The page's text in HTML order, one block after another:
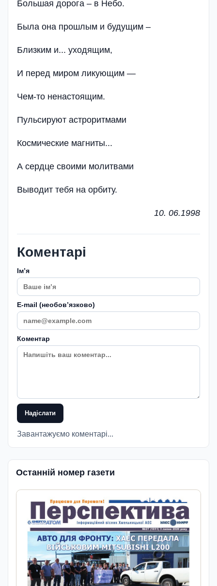
Большая дорога – в Небо.
Была она прошлым и будущим –
Близким и... уходящим,
И перед миром ликующим —
Чем-то ненастоящим.
Пульсируют астроритмами
Космические магниты...
А сердце своими молитвами
Выводит тебя на орбиту.
10. 06.1998
Коментарі
Імʼя
E-mail (необовʼязково)
Коментар
Надіслати
Завантажуємо коментарі...
Останній номер газети